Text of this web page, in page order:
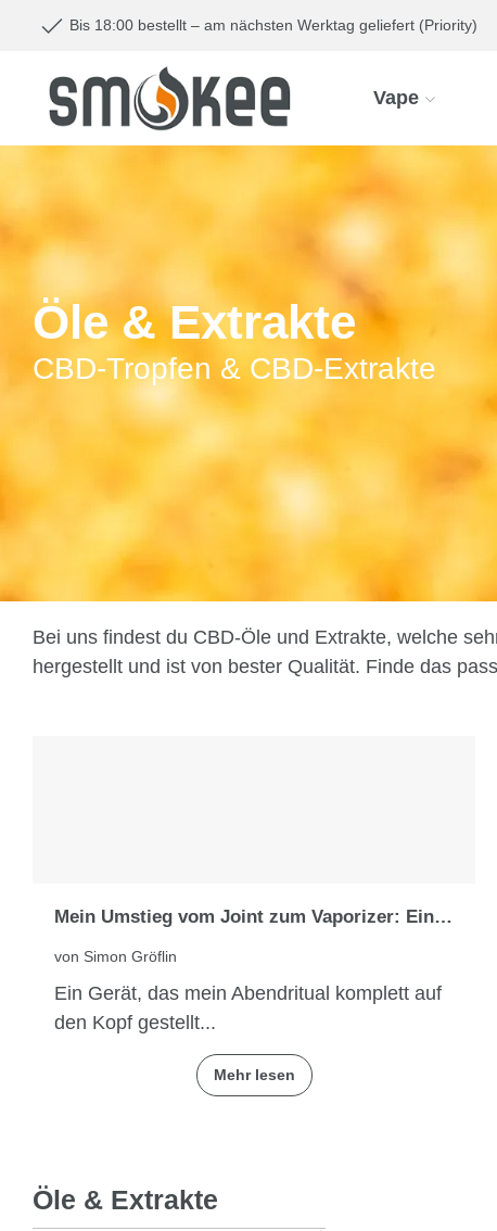
Bis 18:00 bestellt – am nächsten Werktag geliefert (Priority)
Vape
Öle & Extrakte
CBD-Tropfen & CBD-Extrakte
Bei uns findest du CBD-Öle und Extrakte, welche
hergestellt und ist von bester Qualität. Finde das
Mein Umstieg vom Joint zum Vaporizer: Eine persönliche Erfahrung
von Simon Gröflin
Ein Gerät, das mein Abendritual komplett auf
den Kopf gestellt...
Mehr lesen
Öle & Extrakte